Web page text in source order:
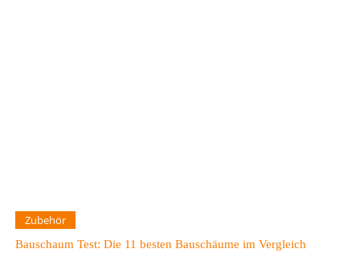
Zubehör
Bauschaum Test: Die 11 besten Bauschäume im Vergleich